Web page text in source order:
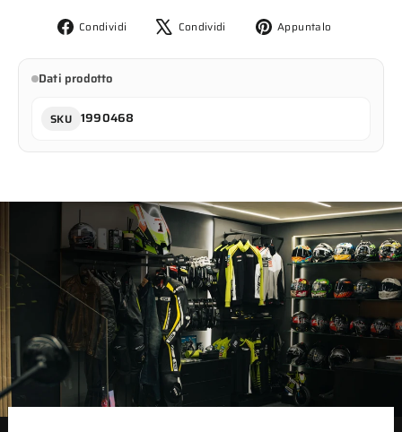
Condividi
Condividi
Facebook
Condividi
Twitta
X
Appuntalo
pin
Dati prodotto
SKU 1990468